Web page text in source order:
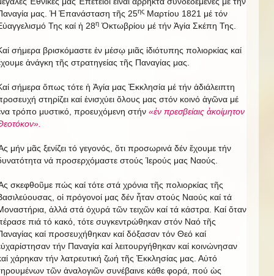
μας. Ἡ Ἐπανάσταση τῆς 25ης Μαρτίου 1821 μέ τόν
Της καί ἡ 28η Ὀκτωβρίου μέ τήν Ἁγία Σκέπη Της.
σήμερα βρισκόμαστε ἐν μέσῳ μιᾶς ἰδιότυπης πολιορκίας καί
ἀνάγκη τῆς στρατηγείας τῆς Παναγίας μας.
σήμερα ὅπως τότε ἡ Ἁγία μας Ἐκκλησία μέ τήν ἀδιάλειπτη
στηρίζει καί ἐνισχύει ὅλους μας στόν κοινό ἀγῶνα μέ
τρόπο μυστικό, προευχόμενη στήν «ἐν πρεσβείαις ἀκοίμητον
μήν μᾶς ξενίζει τό γεγονός, ὅτι προσωρινά δέν ἔχουμε τήν
νά προσερχόμαστε στούς Ἱερούς μας Ναούς.
σκεφθοῦμε πώς καί τότε στά χρόνια τῆς πολιορκίας τῆς
οἱ πρόγονοί μας δέν ἦταν στούς Ναούς καί τά
ἀλλά στά ὀχυρά τῶν τειχῶν καί τά κάστρα. Καί ὅταν
πιά τό κακό, τότε συγκεντρώθηκαν στόν Ναό τῆς
καί προσευχήθηκαν καί δόξασαν τόν Θεό καί
τήν Παναγία καί λειτουργήθηκαν καί κοινώνησαν
χάρηκαν τήν λατρευτική ζωή τῆς Ἐκκλησίας μας. Αὐτό
τῶν ἀναλογιῶν συνέβαινε κάθε φορά, πού ὡς